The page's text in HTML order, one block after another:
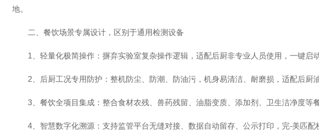
地。
二、餐饮场景专属设计，区别于通用检测设备
1、轻量化极简操作：摒弃实验室复杂操作逻辑，适配后厨非专业人员使用，一键启
2、后厨工况专用防护：整机防尘、防潮、防油污，机身易清洁、耐磨损，适配后厨
3、餐饮全项目集成：整合食材农残、兽药残留、油脂变质、添加剂、卫生洁净度等
4、智慧数字化溯源：支持监管平台无缝对接、数据自动留存、公示打印，完-美匹配